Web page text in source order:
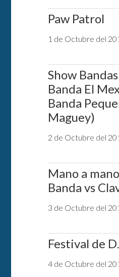
Paw Patrol
1 de Octubre del
Show
Banda El
Banda
Maguey)
2 de Octubre del
Mano a
Banda vs
3 de Octubre del
Festival de
4 de Octubre del